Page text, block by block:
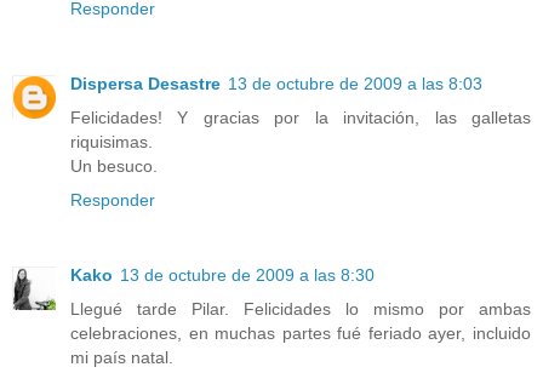
Responder
Dispersa Desastre 13 de octubre de 2009 a las 8:03
Felicidades! Y gracias por la invitación, las galletas
riquisimas.
Un besuco.
Responder
Kako 13 de octubre de 2009 a las 8:30
Llegué tarde Pilar. Felicidades lo mismo por ambas
celebraciones, en muchas partes fué feriado ayer, incluido
mi país natal.